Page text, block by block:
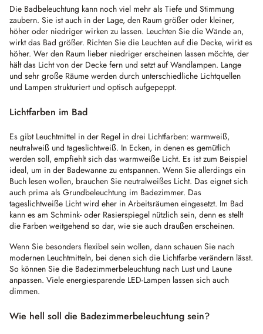
Die Badbeleuchtung kann noch viel mehr als Tiefe und Stimmung
zaubern. Sie ist auch in der Lage, den Raum größer oder kleiner,
höher oder niedriger wirken zu lassen. Leuchten Sie die Wände an,
wirkt das Bad größer. Richten Sie die Leuchten auf die Decke, wirkt es
höher. Wer den Raum lieber niedriger erscheinen lassen möchte, der
hält das Licht von der Decke fern und setzt auf Wandlampen. Lange
und sehr große Räume werden durch unterschiedliche Lichtquellen
und Lampen strukturiert und optisch aufgepeppt.
Lichtfarben im Bad
Es gibt Leuchtmittel in der Regel in drei Lichtfarben: warmweiß,
neutralweiß und tageslichtweiß. In Ecken, in denen es gemütlich
werden soll, empfiehlt sich das warmweiße Licht. Es ist zum Beispiel
ideal, um in der Badewanne zu entspannen. Wenn Sie allerdings ein
Buch lesen wollen, brauchen Sie neutralweißes Licht. Das eignet sich
auch prima als Grundbeleuchtung im Badezimmer. Das
tageslichtweiße Licht wird eher in Arbeitsräumen eingesetzt. Im Bad
kann es am Schmink- oder Rasierspiegel nützlich sein, denn es stellt
die Farben weitgehend so dar, wie sie auch draußen erscheinen.
Wenn Sie besonders flexibel sein wollen, dann schauen Sie nach
modernen Leuchtmitteln, bei denen sich die Lichtfarbe verändern lässt.
So können Sie die Badezimmerbeleuchtung nach Lust und Laune
anpassen. Viele energiesparende LED-Lampen lassen sich auch
dimmen.
Wie hell soll die Badezimmerbeleuchtung sein?